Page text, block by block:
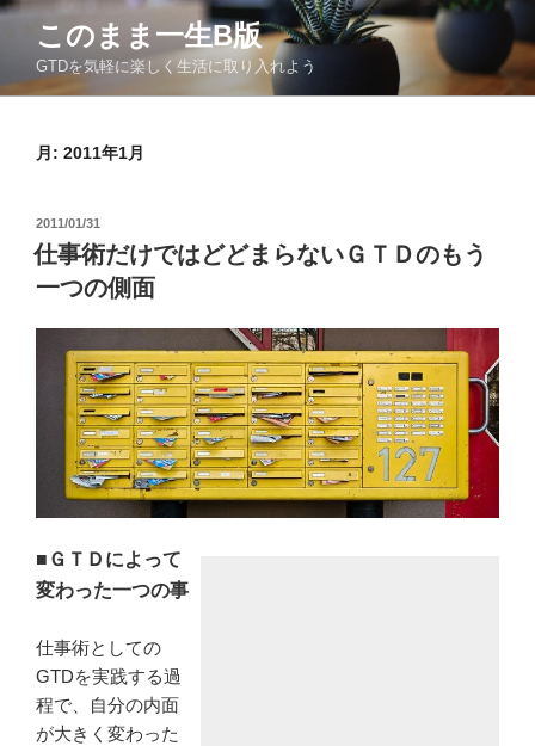
コ
ン
このまま一生Β版
GTDを気軽に楽しく生活に取り入れよう
月: 2011年1月
投
稿
日:
2011/01/31
仕事術だけではどどまらないＧＴＤのもう
一つの側面
■ＧＴＤによって
変わった一つの事
仕事術としての
GTDを実践する過
程で、自分の内面
が大きく変わった